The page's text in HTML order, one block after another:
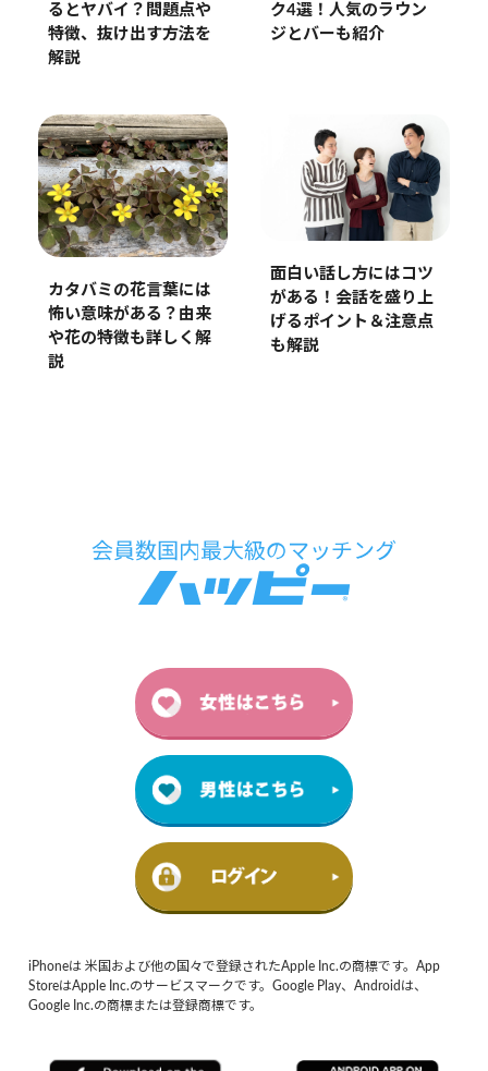
るとヤバイ？問題点や
特徴、抜け出す方法を
解説
ク4選！人気のラウン
ジとバーも紹介
カタバミの花言葉には
怖い意味がある？由来
や花の特徴も詳しく解
説
面白い話し方にはコツ
がある！会話を盛り上
げるポイント＆注意点
も解説
iPhoneは 米国および他の国々で登録されたApple Inc.の商標です。App
StoreはApple Inc.のサービスマークです。Google Play、Androidは、
Google Inc.の商標または登録商標です。